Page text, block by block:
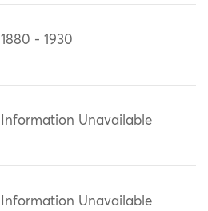
1880 - 1930
Information Unavailable
Information Unavailable